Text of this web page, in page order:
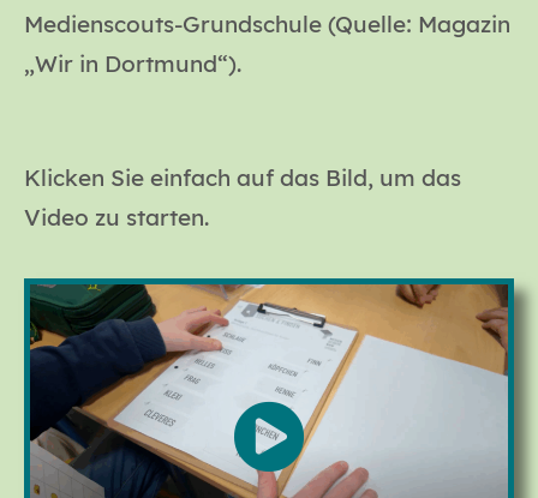
Medienscouts-Grundschule (Quelle: Magazin
„Wir in Dortmund“).
Klicken Sie einfach auf das Bild, um das
Video zu starten.